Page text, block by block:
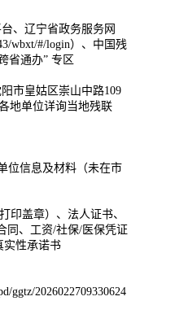
、辽宁省政务服务网
wbxt/#/login）、中国残
省通办” 专区
市皇姑区崇山中路109
地单位详询当地残联
位信息及材料（未在市
印盖章）、法人证书、
同、工资/社保/医保凭证
实性承诺书
ggtz/2026022709330624